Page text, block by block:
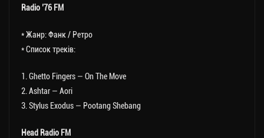
Radio ’76 FM
* Жанр: Фанк / Ретро
* Список треків:
1. Ghetto Fingers — On The Move
2. Ashtar — Aori
3. Stylus Exodus — Pootang Shebang
Head Radio FM